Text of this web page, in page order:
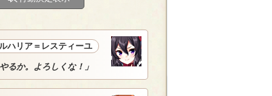
ハリア＝レスティーユ
るか。よろしくな！」